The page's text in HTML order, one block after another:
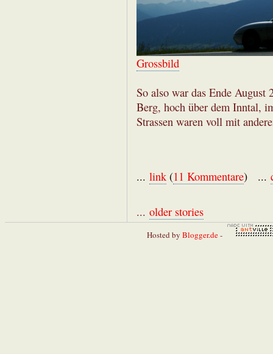
Grossbild
So also war das Ende
Berg, hoch über dem Inntal,
Strassen waren voll mit
... link(11 Kommentare) ...
... older stories
Hosted by Blogger.de-